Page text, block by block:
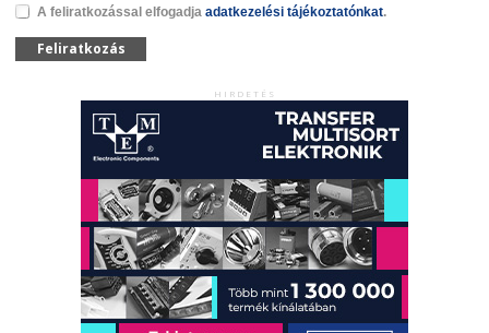
A feliratkozással elfogadja adatkezelési tájékoztatónkat.
Feliratkozás
HIRDETÉS